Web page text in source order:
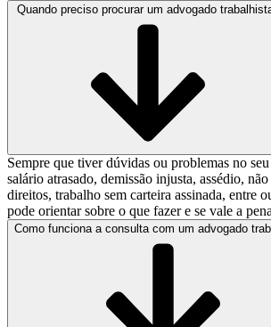
Quando preciso procurar um advogado
Sempre que tiver dúvidas ou problemas no
salário atrasado, demissão injusta, assédio,
direitos, trabalho sem carteira assinada, entre
pode orientar sobre o que fazer e se vale a
Como funciona a consulta com um advogado